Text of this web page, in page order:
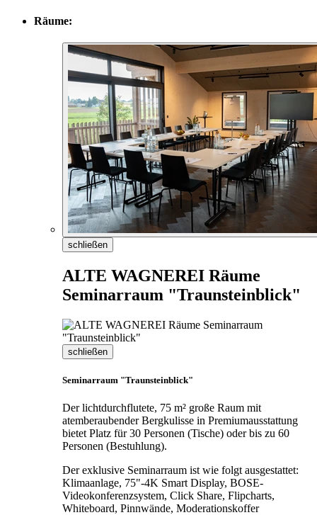
Räume:
schließen
ALTE WAGNEREI Räume
Seminarraum "Traunsteinblick"
schließen
Seminarraum "Traunsteinblick"
Der lichtdurchflutete, 75 m² große Raum mit
atemberaubender Bergkulisse in Premiumausstattung
bietet Platz für 30 Personen (Tische) oder bis zu 60
Personen (Bestuhlung).
Der exklusive Seminarraum ist wie folgt ausgestattet:
Klimaanlage, 75"-4K Smart Display, BOSE-
Videokonferenzsystem, Click Share, Flipcharts,
Whiteboard, Pinnwände, Moderationskoffer